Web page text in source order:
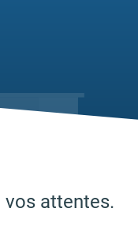
vos attentes.